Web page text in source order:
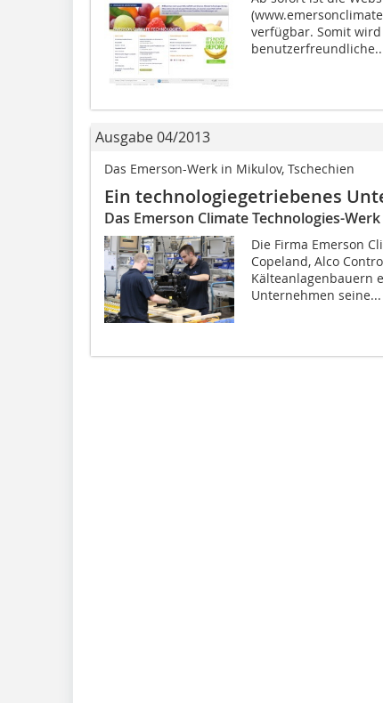
verfügbar. Somit
Ausgabe 04/2013
Das Emerson-Werk in Mikulov, Tschechien
Ein technologiegetriebenes
Das Emerson Climate Technologies-
Die Firma Emerson
Copeland, Alco
Kälteanlagenbauern
Unternehmen seine...